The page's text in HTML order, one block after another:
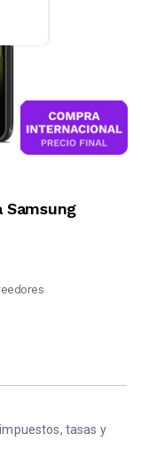
Samsung
tasas y